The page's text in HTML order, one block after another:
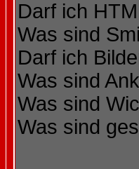
Darf ich
Was sind
Darf ich
Was sind
Was sind
Was sind